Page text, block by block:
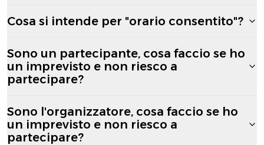
Cosa si intende per "orario consentito"?
Sono un partecipante, cosa faccio se ho
un imprevisto e non riesco a
partecipare?
Sono l'organizzatore, cosa faccio se ho
un imprevisto e non riesco a
partecipare?